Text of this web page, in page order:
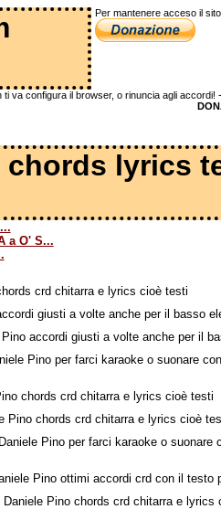
Per mantenere acceso il
va configura il browser, o rinuncia agli accordi!
lyrics
a O' S...
crd chitarra e lyrics cioè testi
giusti a volte anche per il basso
accordi giusti a volte anche per il
Pino per farci karaoke o suonare
chords crd chitarra e lyrics cioè testi
Pino chords crd chitarra e lyrics cioè
Pino per farci karaoke o suonare
Pino ottimi accordi crd con il testo
Daniele Pino chords crd chitarra e lyrics